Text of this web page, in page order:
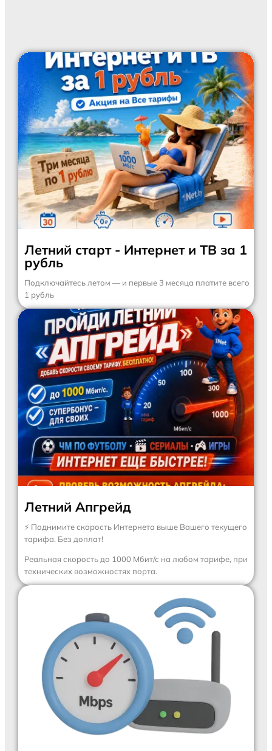
Летний старт - Интернет и ТВ за 1
рубль
Подключайтесь летом — и первые 3 месяца платите всего
1 рубль
Летний Апгрейд
⚡ Поднимите скорость Интернета выше Вашего текущего
тарифа. Без доплат!
Реальная скорость до 1000 Мбит/с на любом тарифе, при
технических возможностях порта.